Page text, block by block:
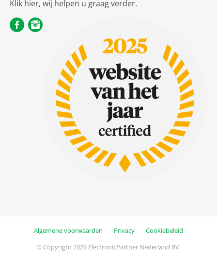
Klik hier, wij helpen u graag verder.
Algemene voorwaarden Privacy
Cookiebeleid
© Copyright 2026 ElectronicPartner Nederland BV.